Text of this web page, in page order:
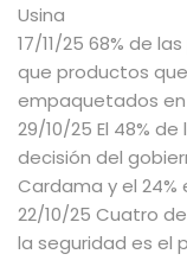
Usina
17/11/25 68% de
que productos
empaquetados
29/10/25 El 48%
decisión del
Cardama y el
22/10/25 Cuatro
la seguridad es el